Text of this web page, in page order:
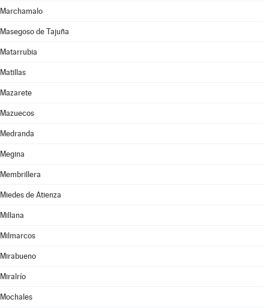
Marchamalo
Masegoso de Tajuña
Matarrubia
Matillas
Mazarete
Mazuecos
Medranda
Megina
Membrillera
Miedes de Atienza
Millana
Milmarcos
Mirabueno
Miralrío
Mochales